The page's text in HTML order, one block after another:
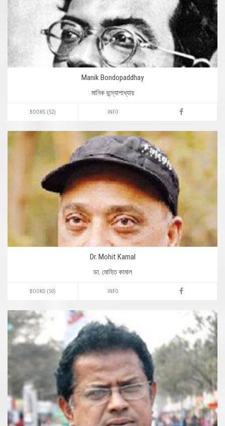
Manik Bondopaddhay
মানিক বন্দ্যোপাধ্যায়
BOOKS (52) INFO
Dr. Mohit Kamal
ডা. মোহিত কামাল
BOOKS (50) INFO